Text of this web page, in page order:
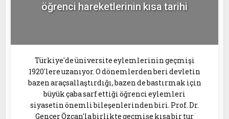
öğrenci hareketlerinin kısa tarihi
Türkiye'de üniversite eylemlerinin geçmişi
1920'lere uzanıyor. O dönemlerden beri devletin
bazen araçsallaştırdığı, bazen de bastırmak için
büyük çaba sarf ettiği öğrenci eylemleri
siyasetin önemli bileşenlerinden biri. Prof. Dr.
Gencer Özcan'la birlikte geçmişe kısa bir tur